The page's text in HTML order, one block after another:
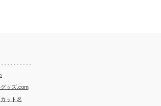
ッズ.com
ット名